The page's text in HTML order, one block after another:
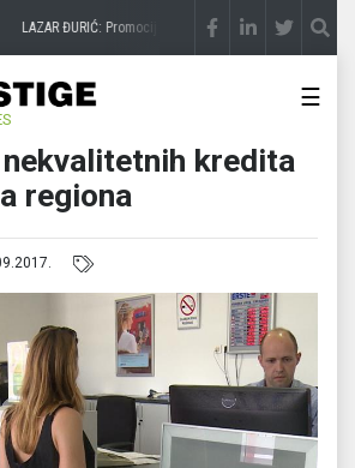
LAZAR ĐURIĆ: Promocija potencijal pretvara u destinaciju
☰
kredita
regiona